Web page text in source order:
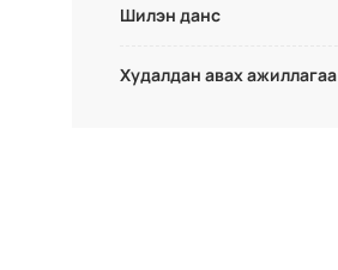
Шилэн данс
Худалдан авах ажиллагаа